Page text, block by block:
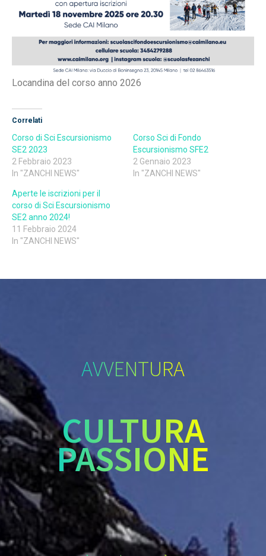
Locandina del corso anno 2026
Correlati
Corso di Sci Escursionismo
SE2 2023
2 Febbraio 2023
In "ZANCHI NEWS"
Corso Sci di Fondo
Escursionismo SFE2
2 Gennaio 2023
In "ZANCHI NEWS"
Aperte le iscrizioni per il
corso di Sci Escursionismo
SE2 anno 2024!
11 Febbraio 2024
In "ZANCHI NEWS"
AVVENTURA
CULTURA
PASSIONE